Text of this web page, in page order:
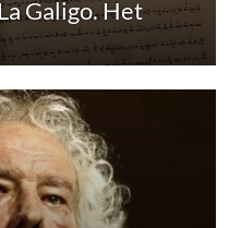
Galigo. Het